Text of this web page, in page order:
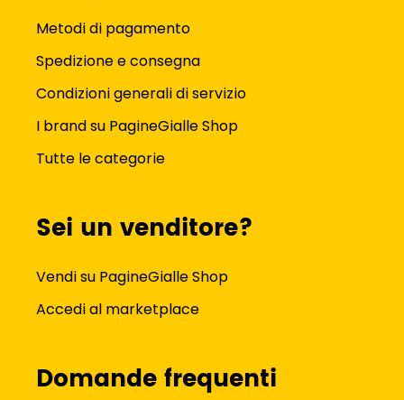
Metodi di pagamento
Spedizione e consegna
Condizioni generali di servizio
I brand su PagineGialle Shop
Tutte le categorie
Sei un venditore?
Vendi su PagineGialle Shop
Accedi al marketplace
Domande frequenti